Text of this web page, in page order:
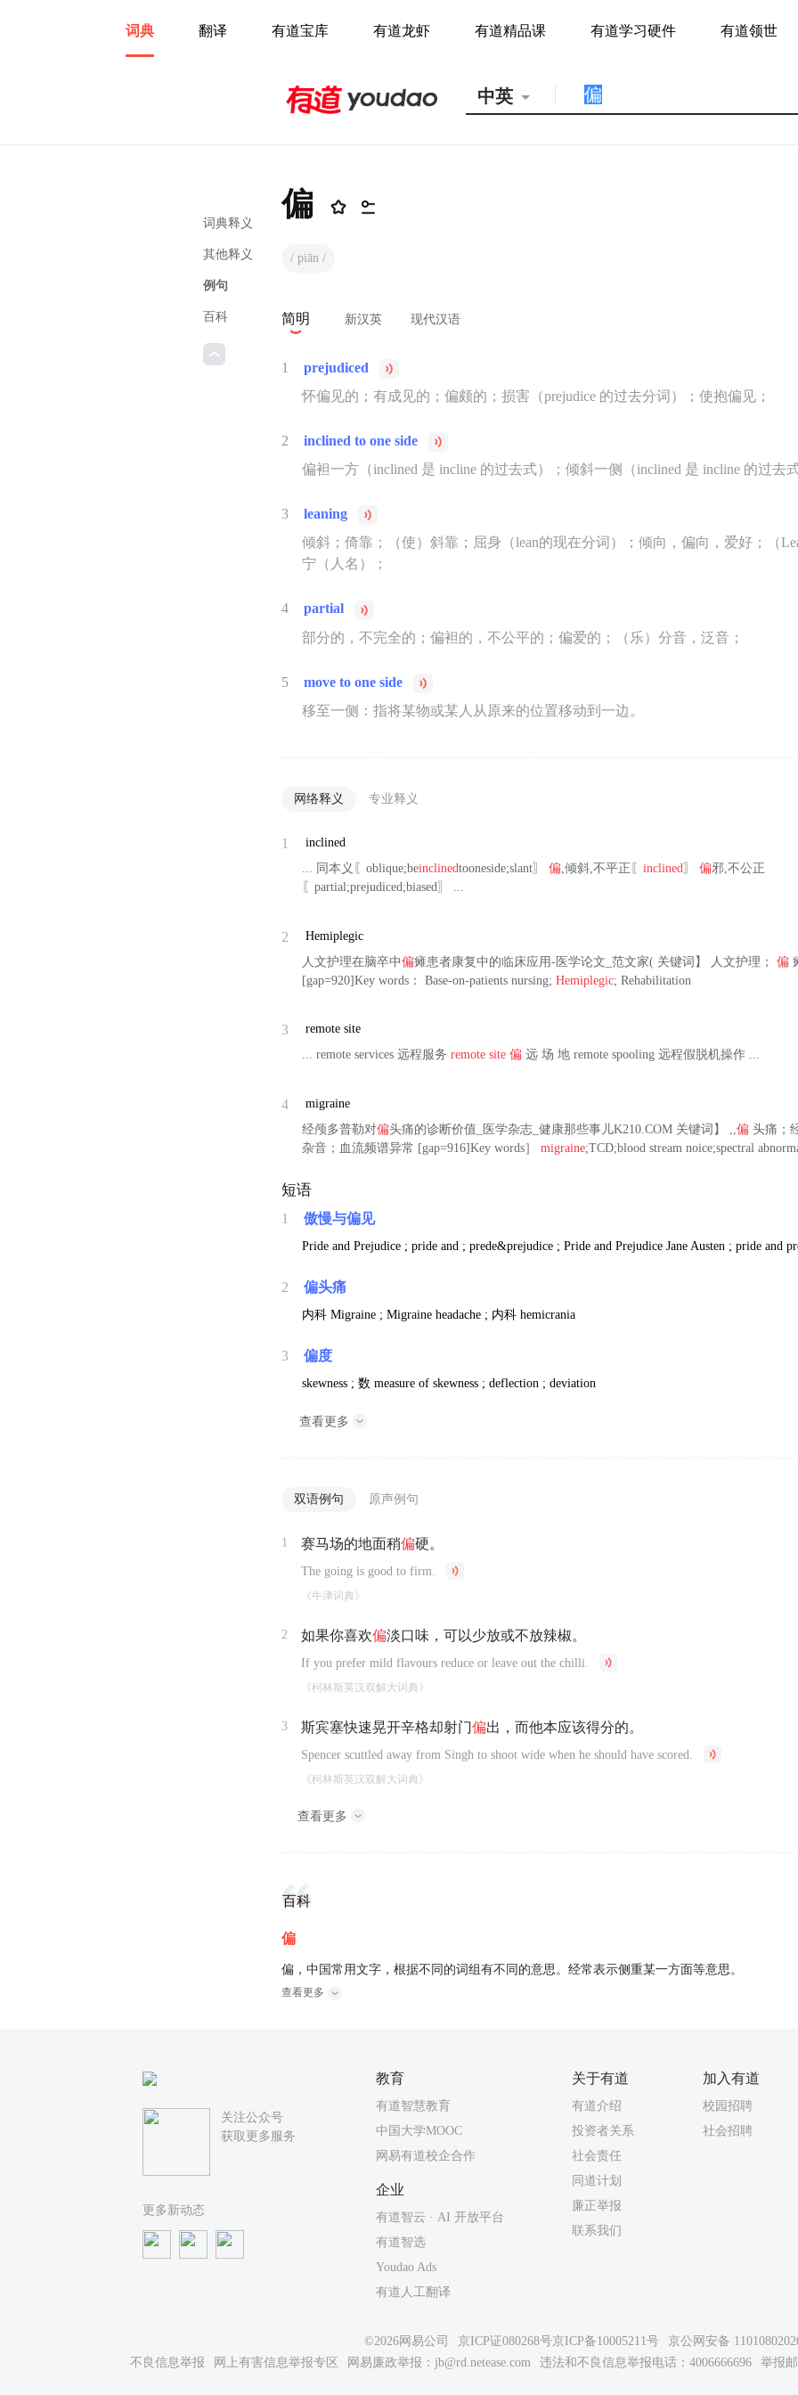
词典 翻译 有道宝库 有道龙虾 有道精品课 有道学习硬件 有道领世
中英
词典释义
其他释义
例句
百科
偏
/ piān /
简明 新汉英 现代汉语
1
prejudiced
怀偏见的；有成见的；偏颇的；损害（prejudice 的过去分词）；使抱偏见；
2
inclined to one side
偏袒一方（inclined 是 incline 的过去式）；倾斜一侧（inclined 是 incline 的过去
3
leaning
倾斜；倚靠；（使）斜靠；屈身（lean的现在分词）；倾向，偏向，爱好；（
宁（人名）；
4
partial
部分的，不完全的；偏袒的，不公平的；偏爱的；（乐）分音，泛音；
5
move to one side
移至一侧：指将某物或某人从原来的位置移动到一边。
网络释义 专业释义
1
inclined
... 同本义〖oblique;beinclinedtooneside;slant〗偏,倾斜,不平正〖inclined〗偏邪,不公正
〖partial;prejudiced;biased〗 ...
2
Hemiplegic
人文护理在脑卒中偏瘫患者康复中的临床应用-医学论文_范文家( 关键词】 人文护理；偏
[gap=920]Key words： Base-on-patients nursing;Hemiplegic; Rehabilitation
3
remote site
... remote services 远程服务remote site 偏 远 场 地 remote spooling 远程假脱机操作 ...
4
migraine
经颅多普勒对偏头痛的诊断价值_医学杂志_健康那些事儿K210.COM 关键词】 ,,偏 头痛；
杂音；血流频谱异常 [gap=916]Key words］migraine;TCD;blood stream noice;spectral
短语
1 傲慢与偏见
Pride and Prejudice ; pride and ; prede&prejudice ; Pride and Prejudice Jane Austen ; pride and
2 偏头痛
内科Migraine ; Migraine headache ; 内科hemicrania
3 偏度
skewness ;数measure of skewness ; deflection ; deviation
查看更多
双语例句 原声例句
1 赛马场的地面稍偏硬。
The going is good to firm.
《牛津词典》
2 如果你喜欢偏淡口味，可以少放或不放辣椒。
If you prefer mild flavours reduce or leave out the chilli.
《柯林斯英汉双解大词典》
3 斯宾塞快速晃开辛格却射门偏出，而他本应该得分的。
Spencer scuttled away from Singh to shoot wide when he should have scored.
《柯林斯英汉双解大词典》
查看更多
百科
偏
偏，中国常用文字，根据不同的词组有不同的意思。经常表示侧重某一方面等意思。
查看更多
关注公众号
获取更多服务
更多新动态
教育
有道智慧教育
中国大学MOOC
网易有道校企合作
关于有道
有道介绍
投资者关系
社会责任
同道计划
廉正举报
联系我们
加入有道
校园招聘
社会招聘
企业
有道智云 · AI 开放平台
有道智选
Youdao Ads
有道人工翻译
©2026网易公司 京ICP证080268号京ICP备10005211号
京公网安备
不良信息举报
网上有害信息举报专区 网易廉政举报： jb@rd.netease.com 违法和不良信息举报电话：4006666696 举报